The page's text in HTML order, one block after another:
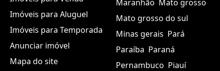
Imóveis para Aluguel
Imóveis para Temporada
Anunciar imóvel
Mapa do site
Maranhão Mato grosso
Mato grosso do sul
Minas gerais Pará
Paraíba Paraná
Pernambuco Piauí